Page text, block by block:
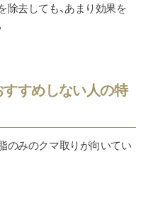
去しても、あまり効果を
すめしない人の特
のみのクマ取りが向いてい